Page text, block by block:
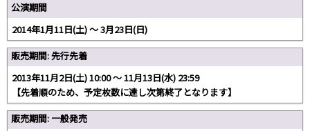
公演期間
2014年1月11日(土) ～ 3月23日(日)
販売期間: 先行先着
2013年11月2日(土) 10:00 ～ 11月13日(水) 23:59
【先着順のため、予定枚数に達し次第終了となります】
販売期間: 一般発売